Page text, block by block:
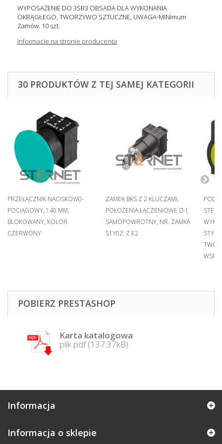
WYPOSAŻENIE DO 3SB3 OBSADA DLA WYKONANIA
OKRĄGŁEGO, TWORZYWO SZTUCZNE, UWAGA-MINimum
Zamów. 10 szt.
Informacje na stronie producenta
30 PRODUKTÓW Z TEJ SAMEJ KATEGORII
PRZEŁĄCZNIK NACISKOW0-
POCIĄGOWY, ? 40 MM,
BLOKOWANY, KOLOR
CZERWONY
ZAMEK BKS Z 2 KLUCZAMI,
POŁOŻENIA ŁĄCZENIOWE O-I,
SAMOPOWROTNY, NR. ZAMKA
S1Y02: Z E2
POBIERZ PRESTASHOP
Karta katalogowa
plik pdf (137.37kB)
Informacja
Informacja o sklepie